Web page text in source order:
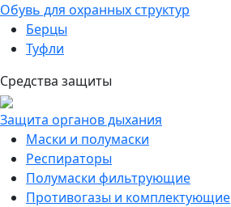
Обувь для охранных структур
Берцы
Туфли
Средства защиты
Защита органов дыхания
Маски и полумаски
Респираторы
Полумаски фильтрующие
Противогазы и комплектующие